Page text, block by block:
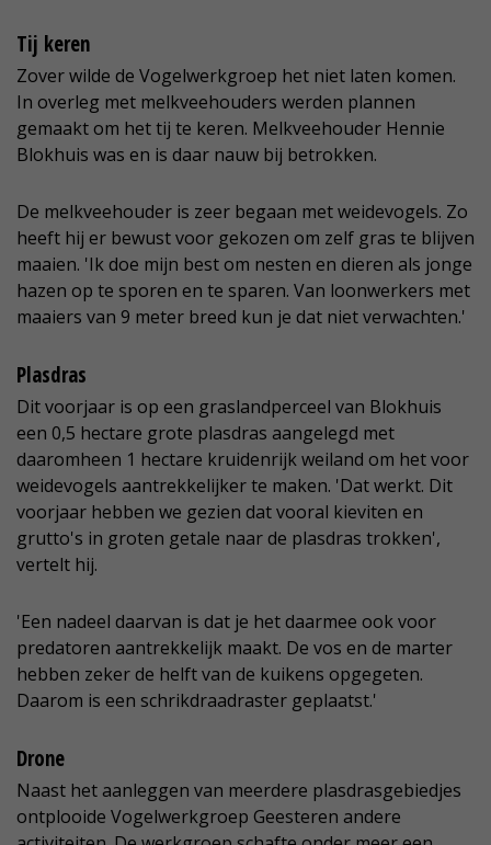
Tij keren
Zover wilde de Vogelwerkgroep het niet laten komen.
In overleg met melkveehouders werden plannen
gemaakt om het tij te keren. Melkveehouder Hennie
Blokhuis was en is daar nauw bij betrokken.
De melkveehouder is zeer begaan met weidevogels. Zo
heeft hij er bewust voor gekozen om zelf gras te blijven
maaien. 'Ik doe mijn best om nesten en dieren als jonge
hazen op te sporen en te sparen. Van loonwerkers met
maaiers van 9 meter breed kun je dat niet verwachten.'
Plasdras
Dit voorjaar is op een graslandperceel van Blokhuis
een 0,5 hectare grote plasdras aangelegd met
daaromheen 1 hectare kruidenrijk weiland om het voor
weidevogels aantrekkelijker te maken. 'Dat werkt. Dit
voorjaar hebben we gezien dat vooral kieviten en
grutto's in groten getale naar de plasdras trokken',
vertelt hij.
'Een nadeel daarvan is dat je het daarmee ook voor
predatoren aantrekkelijk maakt. De vos en de marter
hebben zeker de helft van de kuikens opgegeten.
Daarom is een schrikdraadraster geplaatst.'
Drone
Naast het aanleggen van meerdere plasdrasgebiedjes
ontplooide Vogelwerkgroep Geesteren andere